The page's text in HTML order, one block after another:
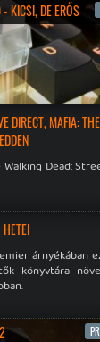
KICSI, DE ERŐS
DIRECT, MAFIA:
Walking Dead:
árnyékában
könyvtára